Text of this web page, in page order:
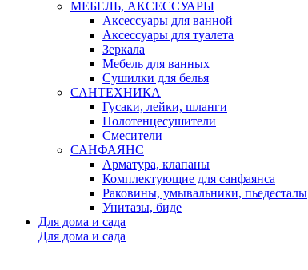
МЕБЕЛЬ, АКСЕССУАРЫ
Аксессуары для ванной
Аксессуары для туалета
Зеркала
Мебель для ванных
Сушилки для белья
САНТЕХНИКА
Гусаки, лейки, шланги
Полотенцесушители
Смесители
САНФАЯНС
Арматура, клапаны
Комплектующие для санфаянса
Раковины, умывальники, пьедесталы
Унитазы, биде
Для дома и сада
Для дома и сада